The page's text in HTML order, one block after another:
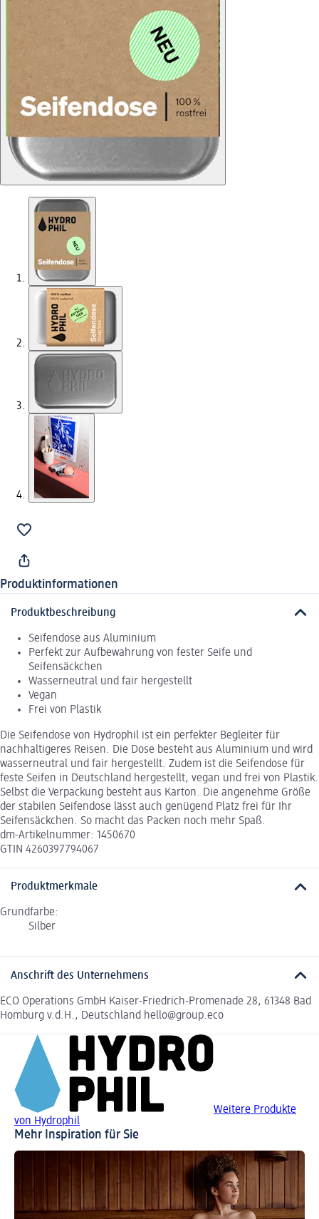
Produktinformationen
Produktbeschreibung
Seifendose aus Aluminium
Perfekt zur Aufbewahrung von fester Seife und
Seifensäckchen
Wasserneutral und fair hergestellt
Vegan
Frei von Plastik
Die Seifendose von Hydrophil ist ein perfekter Begleiter für
nachhaltigeres Reisen. Die Dose besteht aus Aluminium und wird
wasserneutral und fair hergestellt. Zudem ist die Seifendose für
feste Seifen in Deutschland hergestellt, vegan und frei von Plastik.
Selbst die Verpackung besteht aus Karton. Die angenehme Größe
der stabilen Seifendose lässt auch genügend Platz frei für Ihr
Seifensäckchen. So macht das Packen noch mehr Spaß.
dm-Artikelnummer: 1450670
GTIN 4260397794067
Produktmerkmale
Grundfarbe:
Silber
Anschrift des Unternehmens
ECO Operations GmbH Kaiser-Friedrich-Promenade 28, 61348 Bad
Homburg v.d.H., Deutschland hello@group.eco
Weitere Produkte
von Hydrophil
Mehr Inspiration für Sie